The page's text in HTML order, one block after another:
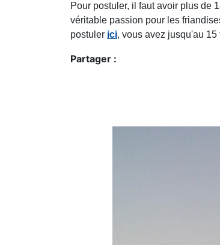
Pour postuler, il faut avoir plus de
véritable passion pour les
postuler ici, vous avez jusqu'au 15
Partager :